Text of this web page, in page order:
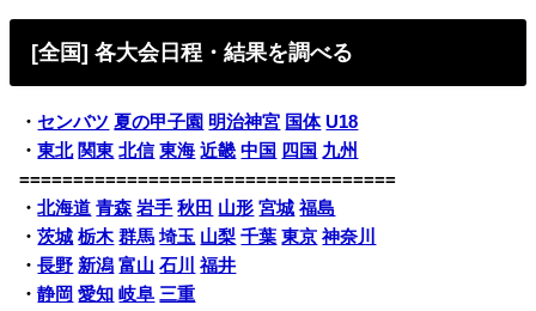
[全国] 各大会日程・結果を調べる
・ センバツ 夏の甲子園 明治神宮 国体 U18
・東北 関東 北信 東海 近畿 中国 四国 九州
===================================
・北海道 青森 岩手 秋田 山形 宮城 福島
・茨城 栃木 群馬 埼玉 山梨 千葉 東京 神奈川
・長野 新潟 富山 石川
福井
・静岡 愛知 岐阜 三重